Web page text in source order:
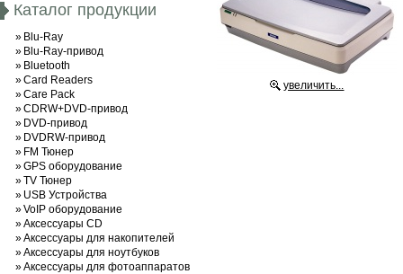
Каталог продукции
» Blu-Ray
» Blu-Ray-привод
» Bluetooth
»Card Readers
»Care Pack
»CDRW+DVD-привод
» DVD-привод
» DVDRW-привод
» FM Тюнер
»GPS оборудование
»TV Тюнер
» USB Устройства
»VoIP оборудование
»Аксессуары CD
»Аксессуары для накопителей
»Аксессуары для ноутбуков
»Аксессуары для фотоаппаратов
увеличить...